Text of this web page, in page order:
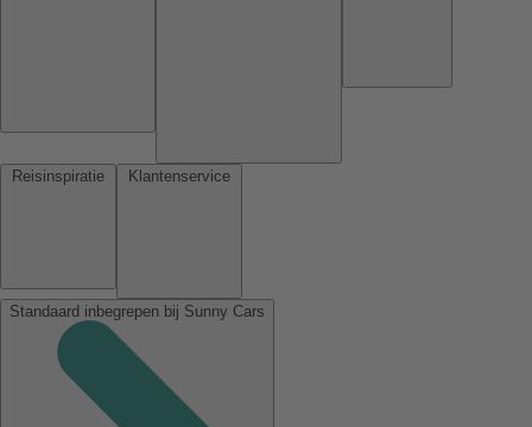
Standaard inbegrepen bij Sunny Cars